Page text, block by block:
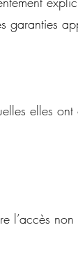
garanties
elles
l’accès